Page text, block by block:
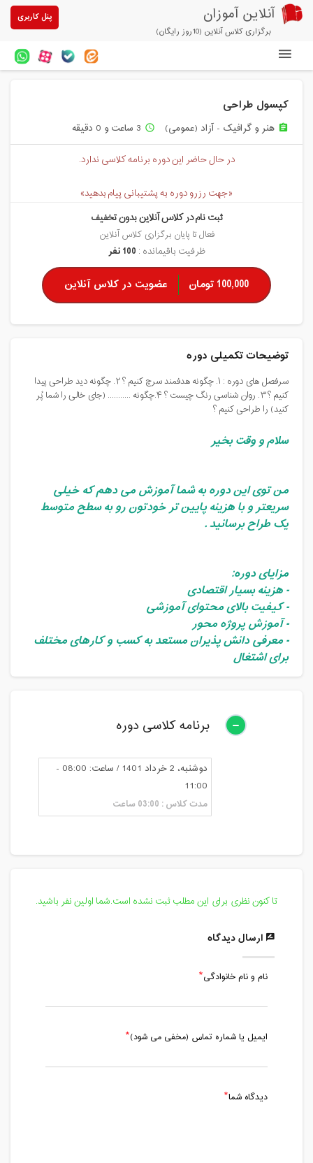
آنلاین آموزان
برگزاری کلاس آنلاین (10روز رایگان)
پنل کاربری
خرید سرویس کلاس آنلاین
پیشنهادهای ویژه
تخفیفهای مشارکتی
درباره ما
کپسول طراحی
assignment هنر و گرافیک - آزاد (عمومی) access_time 3 ساعت و 0 دقیقه
در حال حاضر این دوره برنامه کلاسی ندارد.
«جهت رزرو دوره به پشتیبانی پیام بدهید»
ثبت نام در کلاس آنلاین بدون تخفیف
فعال تا پایان برگزاری کلاس آنلاین
ظرفیت باقیمانده : 100 نفر
100,000 تومان عضویت در کلاس آنلاین
توضیحات تکمیلی دوره
سرفصل های دوره : ۱. چگونه هدفمند سرچ کنیم ؟ ۲. چگونه دید طراحی پیدا
کنیم ؟ ۳. روان شناسی رنگ چیست ؟ ۴.چگونه ........... (جای خالی را شما پُر
کنید) را طراحی کنیم ؟
سلام و وقت بخیر
من توی این دوره به شما آموزش می دهم که خیلی
سریعتر و با هزینه پایین تر خودتون رو به سطح متوسط
یک طراح برسانید .
مزایای دوره:
- هزینه بسیار اقتصادی
- کیفیت بالای محتوای آموزشی
- آموزش پروژه محور
- معرفی دانش پذیران مستعد به کسب و کارهای مختلف
برای اشتغال
برنامه کلاسی دوره
دوشنبه، 2 خرداد 1401 / ساعت: 08:00 -
11:00
مدت کلاس : 03:00 ساعت
تا کنون نظری برای این مطلب ثبت نشده است.شما اولین نفر باشید.
ارسال دیدگاه
نام و نام خانوادگی
ایمیل یا شماره تماس (مخفی می شود)
دیدگاه شما